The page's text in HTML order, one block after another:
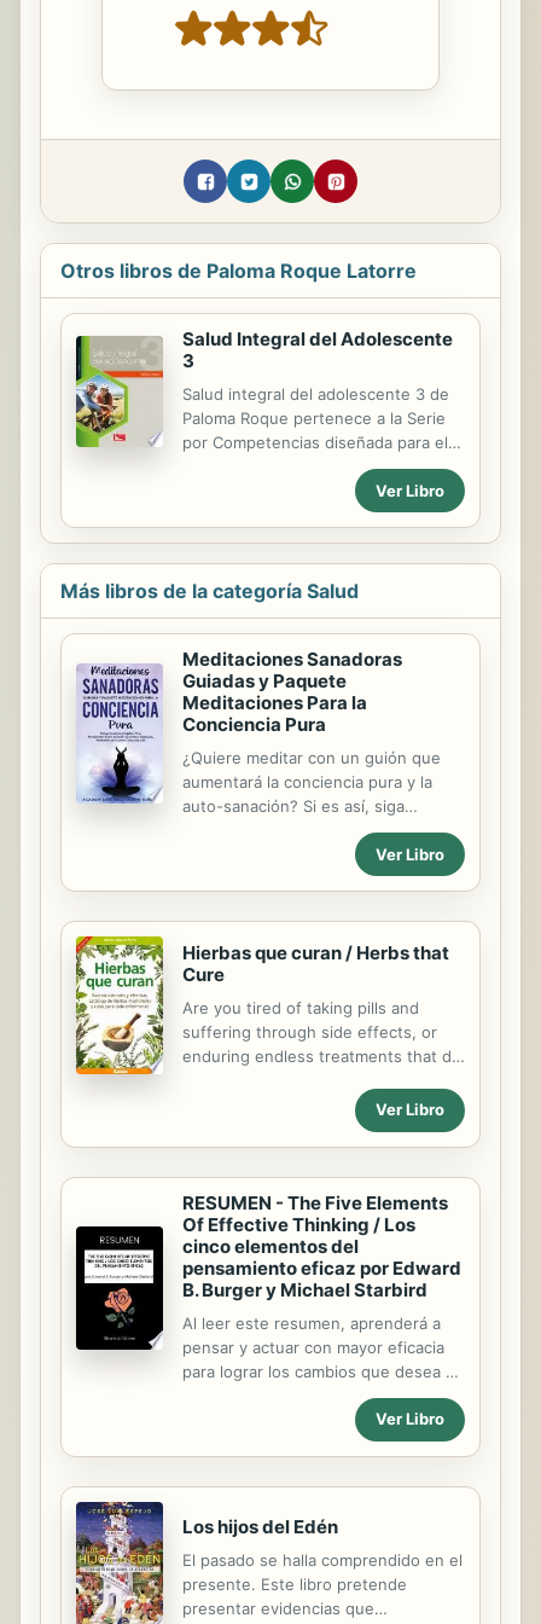
Otros libros de Paloma Roque Latorre
Salud Integral del Adolescente
3
Salud integral del adolescente 3 de
Paloma Roque pertenece a la Serie
por Competencias diseñada para el
Preparatorias Oficiales del Estado de
México, EPOEM. Esta obra desarrolla
tres grandes temas: salud sexual,
sexualidad y relaciones de pareja. La
metodología empleada por la autora
propicia la investigación y el análisis,
con la finalidad de que el estudiante
reflexione sobre su proyecto de
vida, el cuidado de su salud, la
identidad sexual, la sexualidad en la
adolescencia y las implicaciones de
las relaciones de pareja. Entre las...
Ver Libro
Más libros de la categoría Salud
Meditaciones Sanadoras
Guiadas y Paquete
Meditaciones Para la
Conciencia Pura
¿Quiere meditar con un guión que
aumentará la conciencia pura y la
auto-sanación? Si es así, siga
leyendo... ¿Tiene problemas al
estresarse regularmente? ¿No es
suficiente el poder de voluntad?
insomnio? ¿O tiene ansiedad? Si lo
hace, este libro lo ayudará a
contrarrestar estos problemas
leyendo contenido relajante que
puede ayudarlo a descansar mucho
más fácilmente. En el Meditaciones
Sanadoras Guiadas y paquete
Meditaciones para la Conciencia
Pura, descubrirá - ¡Un guión de
meditación relajante que le ayudará a
Ver Libro
Hierbas que curan / Herbs that
Cure
Are you tired of taking pills and
suffering through side effects, or
enduring endless treatments that do
to Mother Nature with the countless
curative properties available in
medicinal and aromatic herbs.
Ver Libro
RESUMEN - The Five Elements
Of Effective Thinking / Los
cinco elementos del
pensamiento eficaz por Edward
B. Burger y Michael Starbird
Al leer este resumen, aprenderá a
pensar y actuar con mayor eficacia
para lograr los cambios que desea en
su vida. También aprenderá a : volver
a lo básico salir de situaciones que a
primera vista parecen desesperadas
creatividad pensar como un genio
cambiar. Albert Einstein, Marie Curie,
los padres fundadores de Estados
Unidos, William Shakespeare e
incluso J.K. Rowling son ejemplos de
lo que comúnmente se denomina
Ver Libro
Los hijos del Edén
El pasado se halla comprendido en el
presente. Este libro pretende
presentar evidencias que